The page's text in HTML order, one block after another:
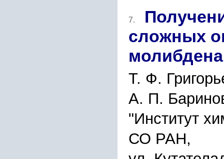
7.
сложных
Т. Ф.
А. П.
"Институт
СО РАН,